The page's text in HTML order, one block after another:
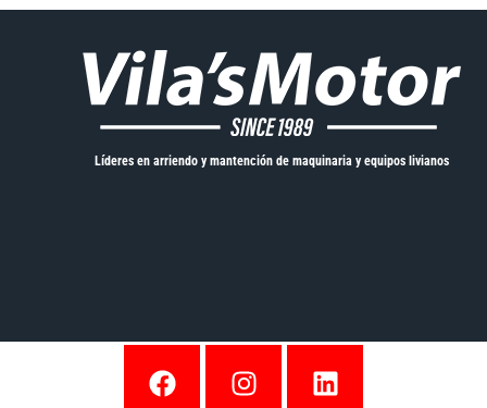
Líderes en arriendo y mantención de maquinaria y equipos livianos